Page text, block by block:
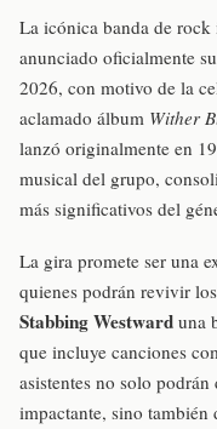
La icónica banda de rock
anunciado oficialmente
2026, con motivo de la
aclamado álbum Wither
lanzó originalmente en
musical del grupo,
más significativos del
La gira promete ser una
quienes podrán revivir
Stabbing Westward una
que incluye canciones
asistentes no solo
impactante, sino también